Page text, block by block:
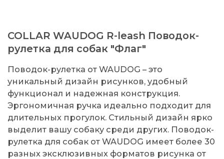
COLLAR WAUDOG R-leash Поводок-
рулетка для собак "Флаг"
Поводок-рулетка от WAUDOG – это
уникальный дизайн рисунков, удобный
функционал и надежная конструкция.
Эргономичная ручка идеально подходит для
длительных прогулок. Стильный дизайн ярко
выделит вашу собаку среди других. Поводок-
рулетка для собак от WAUDOG имеет более 30
разных эксклюзивных форматов рисунка от